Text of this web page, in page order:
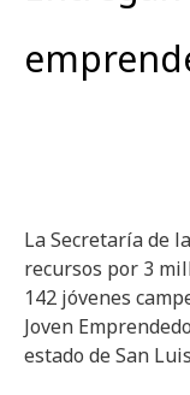
La Secretaría de
recursos por 3
142 jóvenes
Joven
estado de San